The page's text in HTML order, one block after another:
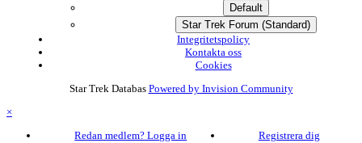
Default
Star Trek Forum (Standard)
Integritetspolicy
Kontakta oss
Cookies
Star Trek Databas Powered by Invision Community
×
Redan medlem? Logga in
Registrera dig